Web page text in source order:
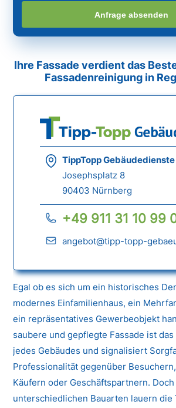
Anfrage absenden
Ihre Fassade verdient das
Fassadenreinigung in
TippTopp
Josephsplatz 8
90403 Nürnberg
+49 911 31 10 99
angebot@tipp-topp-
Egal ob es sich um ein historisches
modernes Einfamilienhaus, ein
ein repräsentatives Gewerbeobjekt
saubere und gepflegte Fassade ist
jedes Gebäudes und signalisiert
Professionalität gegenüber
Käufern oder Geschäftspartnern.
unterschiedlichen Bauarten lauern die